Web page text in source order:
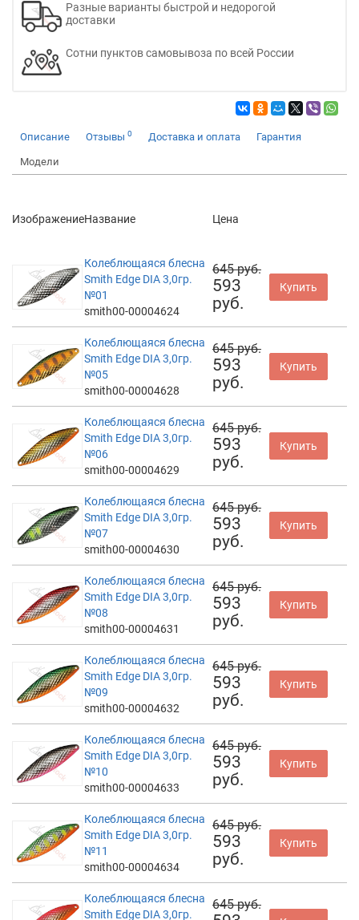
Разные варианты быстрой и недорогой
доставки
Сотни пунктов самовывоза по всей России
Описание Отзывы 0 Доставка и оплата Гарантия
Модели
ИзображениеНазвание Цена
Колеблющаяся блесна
Smith Edge DIA 3,0гр.
№01
smith00-00004624
645 руб.
593
руб.
Купить
Колеблющаяся блесна
Smith Edge DIA 3,0гр.
№05
smith00-00004628
645 руб.
593
руб.
Купить
Колеблющаяся блесна
Smith Edge DIA 3,0гр.
№06
smith00-00004629
645 руб.
593
руб.
Купить
Колеблющаяся блесна
Smith Edge DIA 3,0гр.
№07
smith00-00004630
645 руб.
593
руб.
Купить
Колеблющаяся блесна
Smith Edge DIA 3,0гр.
№08
smith00-00004631
645 руб.
593
руб.
Купить
Колеблющаяся блесна
Smith Edge DIA 3,0гр.
№09
smith00-00004632
645 руб.
593
руб.
Купить
Колеблющаяся блесна
Smith Edge DIA 3,0гр.
№10
smith00-00004633
645 руб.
593
руб.
Купить
Колеблющаяся блесна
Smith Edge DIA 3,0гр.
№11
smith00-00004634
645 руб.
593
руб.
Купить
Колеблющаяся блесна
Smith Edge DIA 3,0гр.
645 руб.